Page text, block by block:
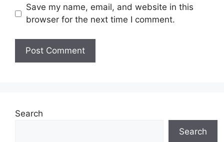
Save my name, email, and website in this
browser for the next time I comment.
Search
Search